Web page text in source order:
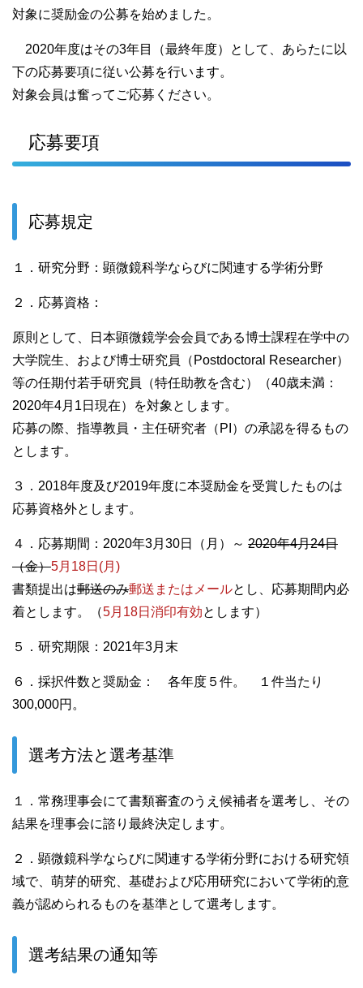
対象に奨励金の公募を始めました。
2020年度はその3年目（最終年度）として、あらたに以
下の応募要項に従い公募を行います。
対象会員は奮ってご応募ください。
応募要項
応募規定
１．研究分野：顕微鏡科学ならびに関連する学術分野
２．応募資格：
原則として、日本顕微鏡学会会員である博士課程在学中の
大学院生、および博士研究員（Postdoctoral Researcher）
等の任期付若手研究員（特任助教を含む）（40歳未満：
2020年4月1日現在）を対象とします。
応募の際、指導教員・主任研究者（PI）の承認を得るもの
とします。
３．2018年度及び2019年度に本奨励金を受賞したものは
応募資格外とします。
４．応募期間：2020年3月30日（月）～ 2020年4月24日
（金）5月18日(月)
書類提出は郵送のみ郵送またはメールとし、応募期間内必
着とします。（5月18日消印有効とします）
５．研究期限：2021年3月末
６．採択件数と奨励金： 各年度５件。 １件当たり
300,000円。
選考方法と選考基準
１．常務理事会にて書類審査のうえ候補者を選考し、その
結果を理事会に諮り最終決定します。
２．顕微鏡科学ならびに関連する学術分野における研究領
域で、萌芽的研究、基礎および応用研究において学術的意
義が認められるものを基準として選考します。
選考結果の通知等